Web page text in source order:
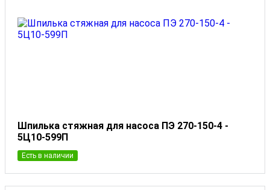
Шпилька стяжная для насоса ПЭ 270-150-4 -
5Ц10-599П
Есть в наличии